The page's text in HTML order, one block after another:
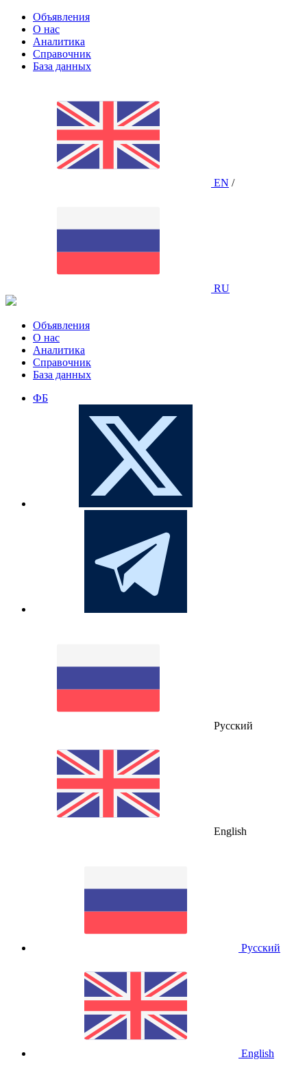
Объявления
О нас
Аналитика
Справочник
База данных
EN /
RU
Объявления
О нас
Аналитика
Справочник
База данных
ФБ
Русский
English
Русский
English